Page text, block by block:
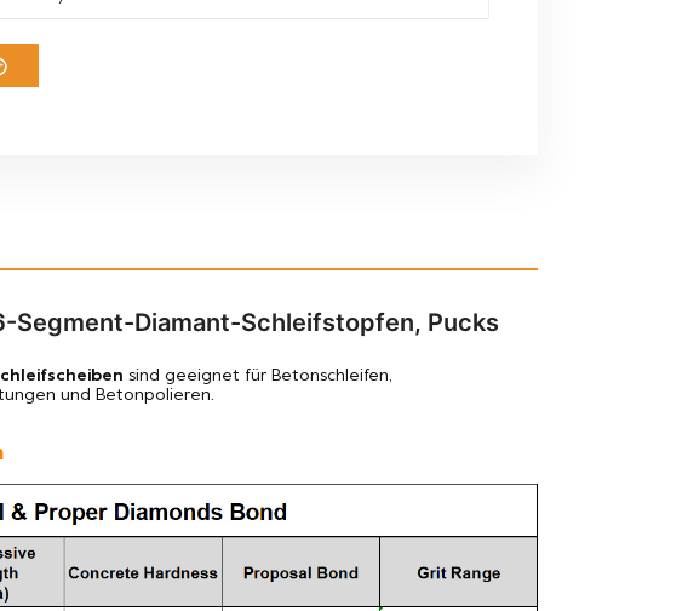
Segment-Diamant-Schleifstopfen, Pucks
sind geeignet für Betonschleifen,
und Betonpolieren.